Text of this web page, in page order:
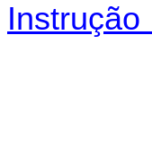
Instrução